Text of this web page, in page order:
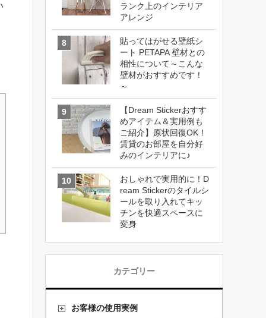
ランク上のインテリア
アレンジ
貼ってはがせる壁紙シ
ート PETAPA 壁材との
相性について～こんな
壁材がおすすめです！
～
【Dream Stickerおすす
めアイテム＆実用例も
ご紹介】原状回復OK！
賃貸のお部屋を自分好
みのインテリアに♪
おしゃれで実用的に！D
ream Stickerのタイルシ
ールを取り入れてキッ
チンを快適スペースに
変身
カテゴリー
お客様の使用実例